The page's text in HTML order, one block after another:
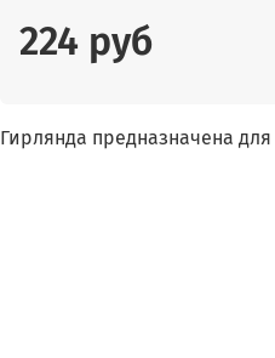
224 руб
Гирлянда предназначена для